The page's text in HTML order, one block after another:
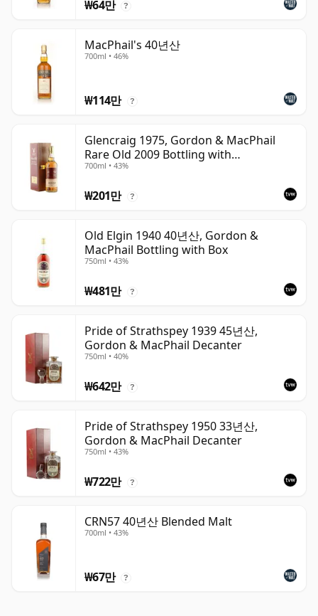
₩64만 ?
MacPhail's 40년산
700ml • 46%
₩114만 ?
Glencraig 1975, Gordon & MacPhail
Rare Old 2009 Bottling with
Presentation Box
700ml • 43%
₩201만 ?
Old Elgin 1940 40년산, Gordon &
MacPhail Bottling with Box
750ml • 43%
₩481만 ?
Pride of Strathspey 1939 45년산,
Gordon & MacPhail Decanter
750ml • 40%
₩642만 ?
Pride of Strathspey 1950 33년산,
Gordon & MacPhail Decanter
750ml • 43%
₩722만 ?
CRN57 40년산 Blended Malt
700ml • 43%
₩67만 ?